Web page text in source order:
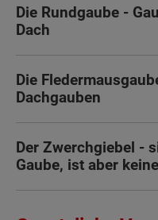
Die Rundgaube -
Dach
Die
Dachgauben
Der Zwerchgiebel -
Gaube, ist aber keine